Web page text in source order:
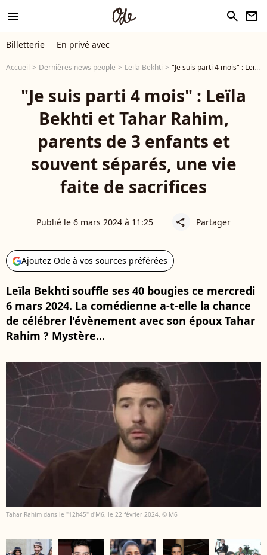
menu search newsletter
Billetterie En privé avec
Accueil Dernières news people Leïla Bekhti "Je suis parti 4 mois" : Leïla Bekhti et Tahar Rahim, parents de 3 enfants et souvent séparés, une vie faite de sacrifices
"Je suis parti 4 mois" : Leïla
Bekhti et Tahar Rahim,
parents de 3 enfants et
souvent séparés, une vie
faite de sacrifices
Publié le 6 mars 2024 à 11:25 share Partager
Ajoutez Ode à vos sources préférées
Leïla Bekhti souffle ses 40 bougies ce mercredi
6 mars 2024. La comédienne a-t-elle la chance
de célébrer l'évènement avec son époux Tahar
Rahim ? Mystère...
Tahar Rahim dans le "12h45" d'M6, le 22 février 2024. © M6